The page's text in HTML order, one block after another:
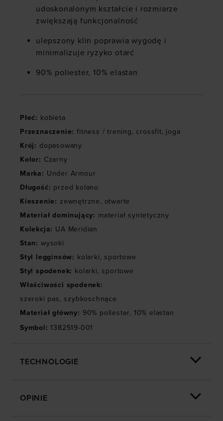
udoskonalonym kształcie i rozmiarze
zwiększają funkcjonalność
ulepszony klin poprawia wygodę i
minimalizuje ryzyko otarć
90% poliester, 10% elastan
Płeć: kobieta
Przeznaczenie: fitness / trening, crossfit, joga
Krój: dopasowany
Kolor: Czarny
Marka: Under Armour
Długość: przed kolano
Kieszenie: zewnętrzne, otwarte
Materiał dominujący: materiał syntetyczny
Kolekcja: UA Meridian
Stan: wysoki
Styl legginsów: kolarki, sportowe
Styl spodenek: kolarki, sportowe
Właściwości spodenek:
szeroki pas, szybkoschnące
Materiał główny: 90% poliester, 10% elastan
Symbol: 1382519-001
TECHNOLOGIE
OPINIE